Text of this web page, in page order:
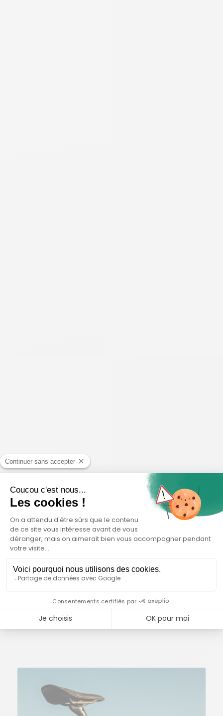
Le Colnago Y1Rs Ultegra Di2 2026 incarne
l’excellence en matière d’aérodynamisme et de
plus exigeantes, elle combine des technologies
de pointe à un design innovant afin d’offrir un
rendement exceptionnel, aussi bien aux
sprinteurs qu’aux coureurs offensifs en quête
d’échappées.